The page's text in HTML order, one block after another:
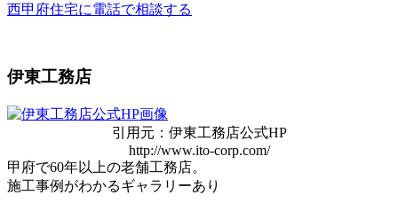
西甲府住宅に電話で相談する
伊東工務店
引用元：伊東工務店公式HP
http://www.ito-corp.com/
甲府で60年以上の老舗工務店。
施工事例がわかるギャラリーあり